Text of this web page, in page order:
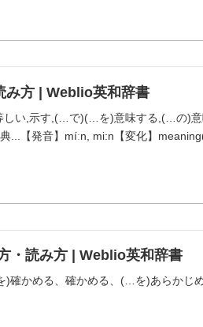
み方 | Weblio英和辞書
い,示す,(…で)(…を)意味する,(…の)
...【発音】míːn, mi:n【変化】
・読み方 | Weblio英和辞書
)確かめる、確かめる、(…を)あらかじ